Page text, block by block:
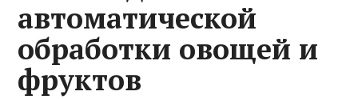
автоматической
обработки овощей и
фруктов